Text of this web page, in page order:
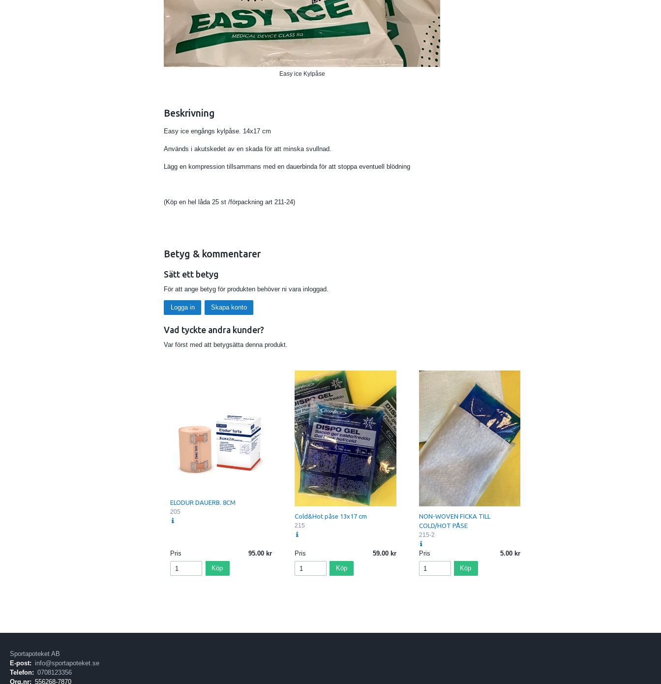
Easy ice Kylpåse
Beskrivning
Easy ice engångs kylpåse. 14x17 cm
Används i akutskedet av en skada för att minska svullnad.
Lägg en kompression tillsammans med en dauerbinda för att stoppa eventuell blödning
(Köp en hel låda 25 st /förpackning art 211-24)
Betyg & kommentarer
Sätt ett betyg
För att ange betyg för produkten behöver ni vara inloggad.
Logga in Skapa konto
Vad tyckte andra kunder?
Var först med att betygsätta denna produkt.
ELODUR DAUERB. 8CM
205
Pris 95.00
Köp
Cold&Hot påse 13x17 cm
215
Pris 59.00
Köp
NON-WOVEN FICKA TILL
COLD/HOT PÅSE
215-2
Pris 5.00
Köp
Sportapoteket AB
E-post: info@sportapoteket.se
Telefon: 0708123356
Org.nr: 556268-7870